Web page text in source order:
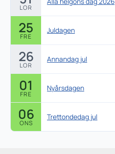
LOR
25
FRE
Juldagen
26
LOR
Annandag jul
01
FRE
Nyårsdagen
06
ONS
Trettondedag jul